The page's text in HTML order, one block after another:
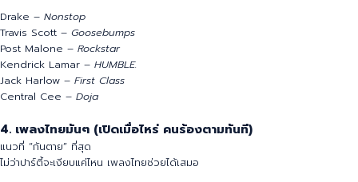
ปาร์ตี้เพื่อนสนิท
พูลวิลล่าสายชิล + ดื่ม
กลุ่มผู้ใหญ่
ตัวอย่างเพลง Hip-Hop / Trap
Drake –Nonstop
Travis Scott –Goosebumps
Kendrick Lamar – HUMBLE.
Jack Harlow –First Class
Central Cee –Doja